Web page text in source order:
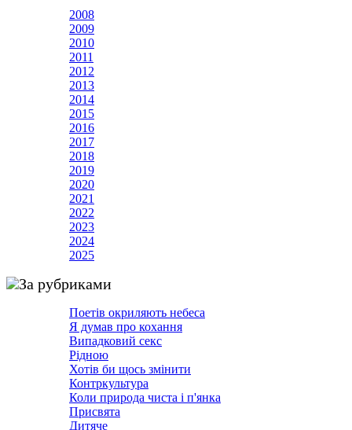
2008
2009
2010
2011
2012
2013
2014
2015
2016
2017
2018
2019
2020
2021
2022
2023
2024
2025
За рубриками
Поетів окриляють небеса
Я думав про кохання
Випадковий секс
Рідною
Хотів би щось змінити
Контркультура
Коли природа чиста і п'янка
Присвята
Дитяче